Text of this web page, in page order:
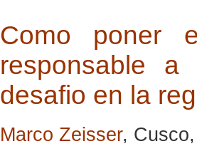
Como poner
responsable
desafio en la
Marco Zeisser,